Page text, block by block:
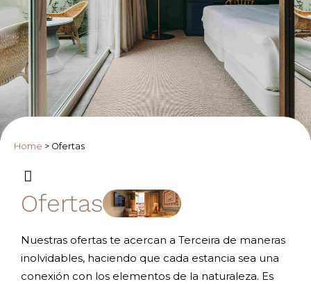
Home > Ofertas
Ofertas
Nuestras ofertas te acercan a Terceira de maneras
inolvidables, haciendo que cada estancia sea una
conexión con los elementos de la naturaleza. Es